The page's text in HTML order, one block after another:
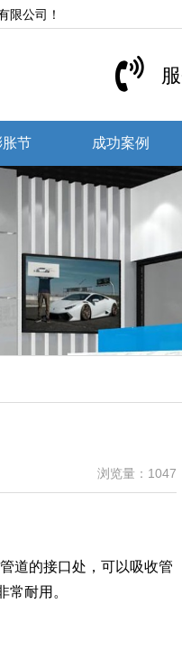
限公司！
节 成功案例
浏览量：1047
道的接口处，可以吸收管
耐用。